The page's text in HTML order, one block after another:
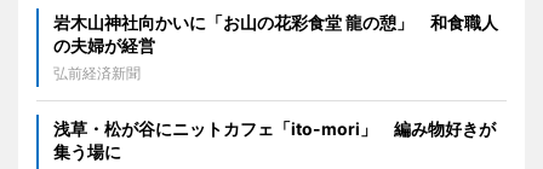
岩木山神社向かいに「お山の花彩食堂 龍の憩」 和食職人
の夫婦が経営
弘前経済新聞
浅草・松が谷にニットカフェ「ito-mori」 編み物好きが
集う場に